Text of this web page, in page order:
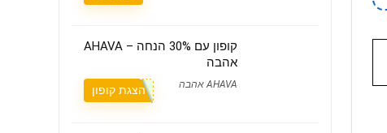
קופון עם 30% הנחה – AHAVA
אהבה
AHAVA אהבה הצגת קופון